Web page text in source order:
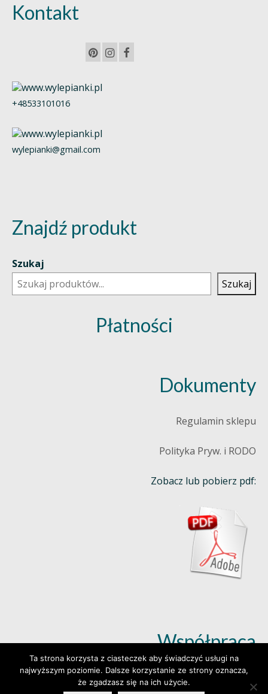
Kontakt
+48533101016
wylepianki@gmail.com
Znajdź produkt
Szukaj
Szukaj
Płatności
Dokumenty
Regulamin sklepu
Polityka Pryw. i RODO
Zobacz lub pobierz pdf:
Współpraca
Dowiedz się więcej (klik)
Ta strona korzysta z ciasteczek aby świadczyć usługi na
najwyższym poziomie. Dalsze korzystanie ze strony oznacza,
że zgadzasz się na ich użycie.